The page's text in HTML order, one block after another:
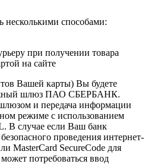
несколькими способами:
при получении товара
на сайте
Вашей карты) Вы будете
шлюз ПАО СБЕРБАНК.
и передача информации
режиме с использованием
В случае если Ваш банк
проведения интернет-
MasterCard SecureCode для
потребоваться ввод